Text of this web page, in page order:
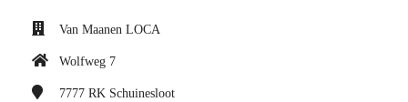
Van Maanen LOCA
Wolfweg 7
7777 RK Schuinesloot